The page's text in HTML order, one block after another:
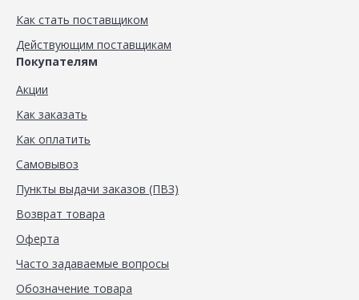
Как стать поставщиком
Действующим поставщикам
Покупателям
Акции
Как заказать
Как оплатить
Самовывоз
Пункты выдачи заказов (ПВЗ)
Возврат товара
Оферта
Часто задаваемые вопросы
Обозначение товара